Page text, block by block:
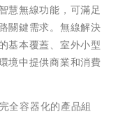
慧無線功能，可滿足
關鍵需求。無線解決
基本覆蓋、室外小型
境中提供商業和消費
全容器化的產品組